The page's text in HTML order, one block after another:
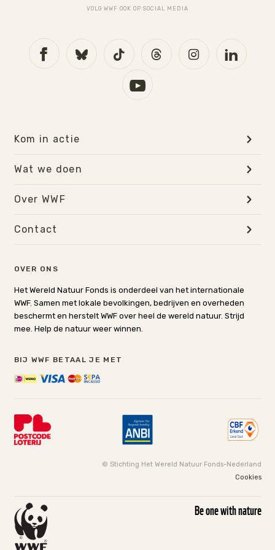
VOLG WWF OOK OP SOCIAL MEDIA
OVER ONS
Het Wereld Natuur Fonds is onderdeel van het internationale
WWF. Samen met lokale bevolkingen, bedrijven en overheden
beschermt en herstelt WWF over heel de wereld natuur. Strijd
mee. Help de natuur weer winnen.
BIJ WWF BETAAL JE MET
Kom in actie
Wat we doen
Over WWF
Contact
© Stichting Het Wereld Natuur Fonds-Nederland
Cookies
Be one with nature